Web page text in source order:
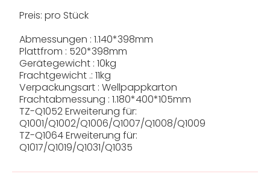
Preis: pro Stück
Abmessungen : 1.140*398mm
Plattfrom : 520*398mm
Gerätegewicht : 10kg
Frachtgewicht .: 11kg
Verpackungsart : Wellpappkarton
Frachtabmessung : 1.180*400*105mm
TZ-Q1052 Erweiterung für:
Q1001/Q1002/Q1006/Q1007/Q1008/Q1009
TZ-Q1064 Erweiterung für:
Q1017/Q1019/Q1031/Q1035